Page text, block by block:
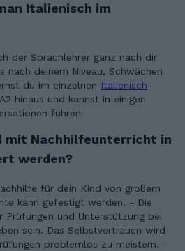
Italienisch im
der Sprachlehrer ganz nach dir
nach deinem Niveau, Schwächen
du im einzelnen Italienisch
hinaus und kannst in einigen
führen.
mit Nachhilfeunterricht in
werden?
für dein Kind von großem
kann gefestigt werden. - Die
Prüfungen und Unterstützung bei
sein. Das Selbstvertrauen wird
problemlos zu meistern. -